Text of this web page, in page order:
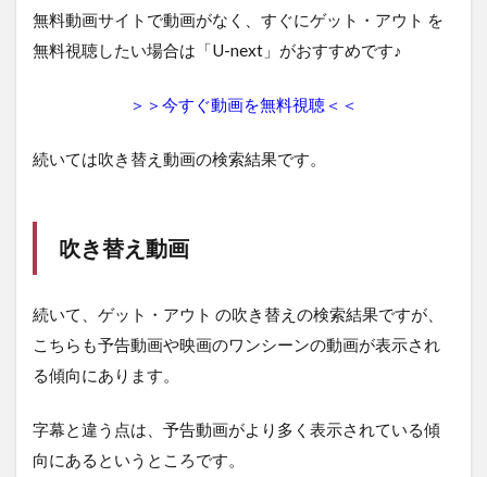
無料動画サイトで動画がなく、すぐにゲット・アウト を
無料視聴したい場合は「U-next」がおすすめです♪
＞＞今すぐ動画を無料視聴＜＜
続いては吹き替え動画の検索結果です。
吹き替え動画
続いて、ゲット・アウト の吹き替えの検索結果ですが、
こちらも予告動画や映画のワンシーンの動画が表示され
る傾向にあります。
字幕と違う点は、予告動画がより多く表示されている傾
向にあるというところです。